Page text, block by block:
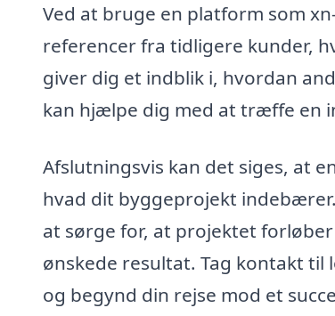
Ved at bruge en platform som
referencer fra tidligere kunder,
giver dig et indblik i, hvordan
kan hjælpe dig med at træffe en
Afslutningsvis kan det siges, at
hvad dit byggeprojekt
at sørge for, at projektet
ønskede resultat. Tag kontakt
og begynd din rejse mod et